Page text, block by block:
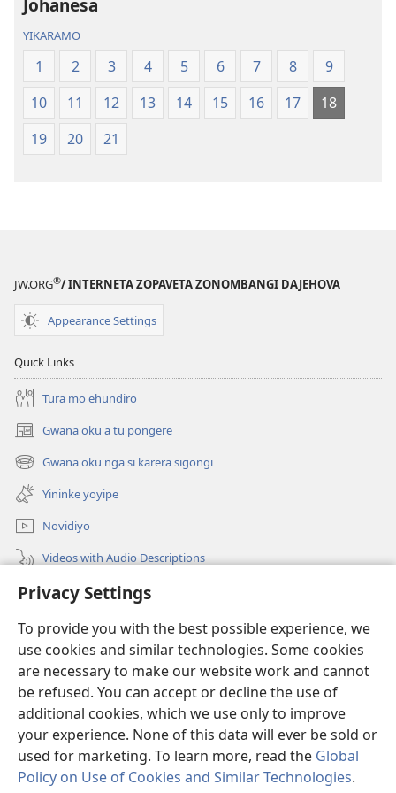
Privacy Settings
To provide you with the best possible experience, we
use cookies and similar technologies. Some cookies
are necessary to make our website work and cannot
be refused. You can accept or decline the use of
additional cookies, which we use only to improve
your experience. None of this data will ever be sold or
used for marketing. To learn more, read the Global
Policy on Use of Cookies and Similar Technologies.
YIKARAMO
1 2 3 4 5 6 7 8
9
10
11 12 13 14 15 16 17
18
19
20 21
JW.ORG®/ INTERNETA ZOPAVETA ZONOMBANGI DAJEHOVA
Appearance Settings
Quick Links
Tura mo ehundiro
Gwana oku a tu pongere
(opens
new
window)
Gwana oku nga si karera sigongi
(opens
new
window)
Yininke yoyipe
Novidiyo
Videos with Audio Descriptions
PAPARA
Yigava
(opens
new
window)BIBILYOTEKA ZOKOINTANETA
(opens
new
JW Hub ®
(opens
new
window)